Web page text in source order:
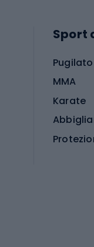
Sport
Pugilato
MMA
Karate